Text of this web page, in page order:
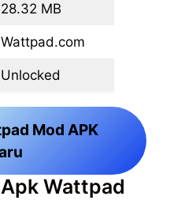
28.32 MB
Wattpad.com
Unlocked
Mod APK
Wattpad